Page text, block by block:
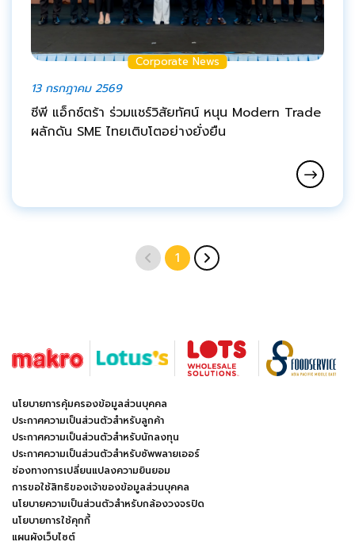
Corporate News
13 กรกฎาคม 2569
ซีพี แอ็กซ์ตร้า ร่วมแชร์วิสัยทัศน์ หนุน Modern Trade
ผลักดัน SME ไทยเติบโตอย่างยั่งยืน
1
นโยบายการคุ้มครองข้อมูลส่วนบุคคล
ประกาศความเป็นส่วนตัวสำหรับลูกค้า
ประกาศความเป็นส่วนตัวสำหรับนักลงทุน
ประกาศความเป็นส่วนตัวสำหรับซัพพลายเออร์
ช่องทางการเปลี่ยนแปลงความยินยอม
การขอใช้สิทธิของเจ้าของข้อมูลส่วนบุคคล
นโยบายความเป็นส่วนตัวสำหรับกล้องวงจรปิด
นโยบายการใช้คุกกี้
แผนผังเว็บไซต์